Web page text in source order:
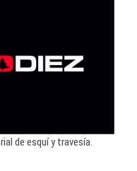
de esquí y travesía.